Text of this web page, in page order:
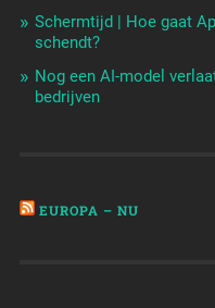
Schermtijd | Hoe gaat
schendt?
Nog een AI-model
bedrijven
EUROPA – NU